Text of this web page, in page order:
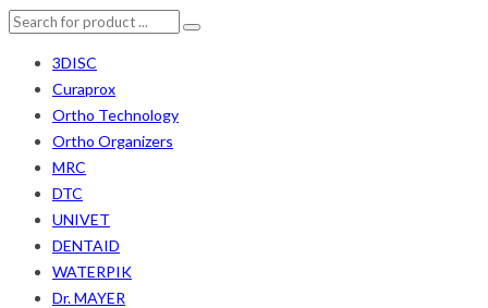
3DISC
Curaprox
Ortho Technology
Ortho Organizers
MRC
DTC
UNIVET
DENTAID
WATERPIK
Dr. MAYER